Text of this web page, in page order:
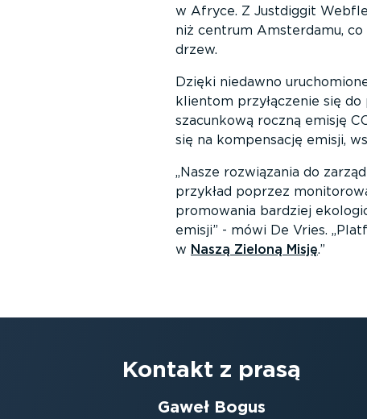
w Afryce. Z Justdiggit
niż centrum Amsterdamu, co
drzew.
Dzięki niedawno
klientom przyłączenie się
szacunkową roczną emisję
się na kompensację emisji,
Nasze rozwiązania do
przykład poprzez
promowania bardziej
emisji
- mówi De Vries.
w Naszą Zieloną Misję.
Kontakt z prasą
Gaweł Bogus